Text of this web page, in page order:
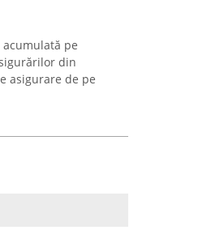
pe
din
asigurare de pe